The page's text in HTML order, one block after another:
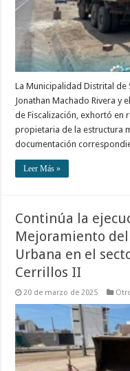
La Municipalidad Distrital
Jonathan Machado Rivera y
de Fiscalización, exhortó en
propietaria de la estructura
documentación
Leer Más »
Continúa la
Mejoramiento
Urbana en el
Cerrillos II
20 de marzo de 2025